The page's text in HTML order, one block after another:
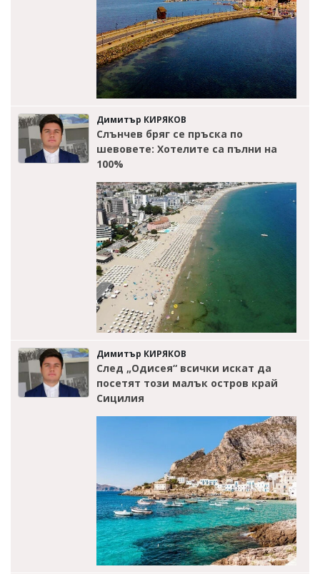
Димитър КИРЯКОВ
Слънчев бряг се пръска по
шевовете: Хотелите са пълни на
100%
Димитър КИРЯКОВ
След „Одисея“ всички искат да
посетят този малък остров край
Сицилия